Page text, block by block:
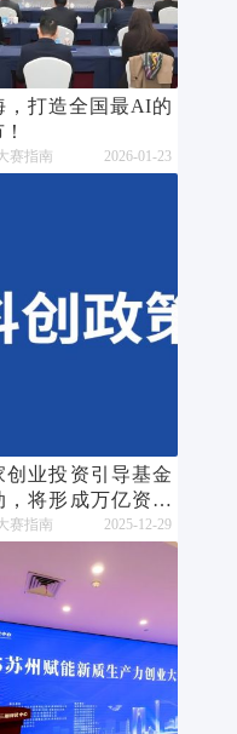
，打造全国最AI的
赛指南 2026-01-23
创业投资引导基金
，将形成万亿资金
赛指南 2025-12-29